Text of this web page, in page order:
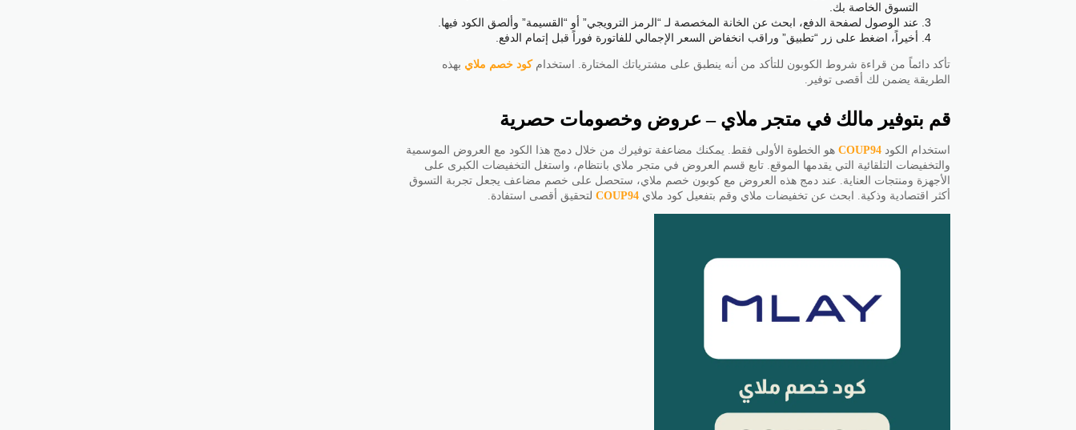
التسوق الخاصة بك.
عند الوصول لصفحة الدفع، ابحث عن الخانة المخصصة لـ “الرمز الترويجي” أو “القسيمة” وألصق الكود فيها.
أخيراً، اضغط على زر “تطبيق” وراقب انخفاض السعر الإجمالي للفاتورة فوراً قبل إتمام الدفع.
تأكد دائماً من قراءة شروط الكوبون للتأكد من أنه ينطبق على مشترياتك المختارة. استخدامكود خصم ملاي بهذه
الطريقة يضمن لك أقصى توفير.
قم بتوفير مالك في متجر ملاي – عروض وخصومات حصرية
استخدام الكود COUP94 هو الخطوة الأولى فقط. يمكنك مضاعفة توفيرك من خلال دمج هذا الكود مع العروض الموسمية
والتخفيضات التلقائية التي يقدمها الموقع. تابع قسم العروض في متجر ملاي بانتظام، واستغل التخفيضات الكبرى على
الأجهزة ومنتجات العناية. عند دمج هذه العروض مع كوبون خصم ملاي، ستحصل على خصم مضاعف يجعل تجربة التسوق
أكثر اقتصادية وذكية. ابحث عن تخفيضات ملاي وقم بتفعيل كود ملاي COUP94 لتحقيق أقصى استفادة.